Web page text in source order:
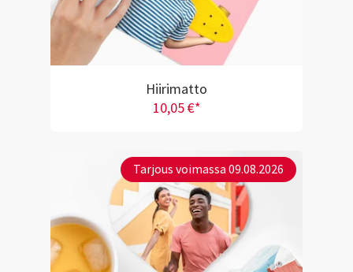
Hiirimatto
10,05 €*
Tarjous voimassa 09.08.2026